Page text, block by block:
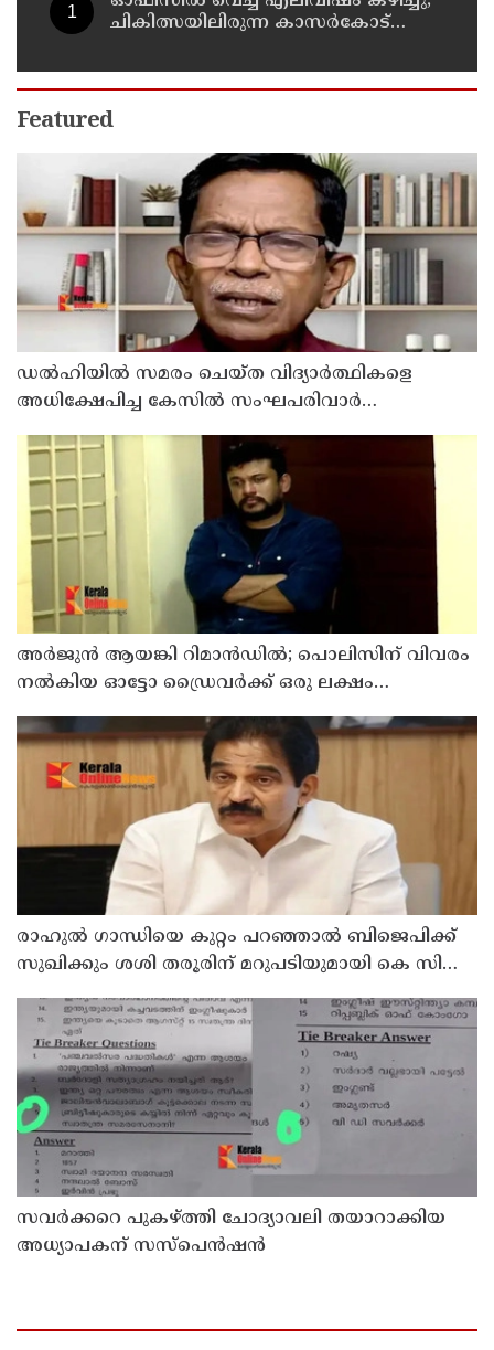
ചികിത്സയിലിരുന്ന കാസര്‍കോട്
Featured
ഡൽഹിയിൽ സമരം ചെയ്ത വിദ്യാർത്ഥികളെ
അധിക്ഷേപിച്ച കേസില്‍ സംഘപരിവാർ
അര്‍ജുന്‍ ആയങ്കി റിമാന്‍ഡില്‍; പൊലിസിന് വിവരം
നൽകിയ ഓട്ടോ ഡ്രൈവർക്ക് ഒരു ലക്ഷം
രാഹുല്‍ ഗാന്ധിയെ കുറ്റം പറഞ്ഞാല്‍ ബിജെപിക്ക്
സുഖിക്കും ശശി തരൂരിന് മറുപടിയുമായി കെ സി
സവര്‍ക്കറെ പുകഴ്ത്തി ചോദ്യാവലി തയാറാക്കിയ
അധ്യാപകന് സസ്‌പെന്‍ഷന്‍